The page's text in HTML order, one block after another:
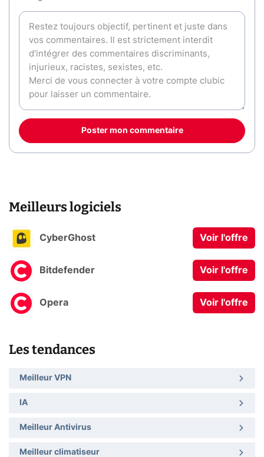
Poster mon commentaire
Meilleurs logiciels
CyberGhost Voir l'offre
Bitdefender Voir l'offre
Opera Voir l'offre
Les tendances
Meilleur VPN
IA
Meilleur Antivirus
Meilleur climatiseur